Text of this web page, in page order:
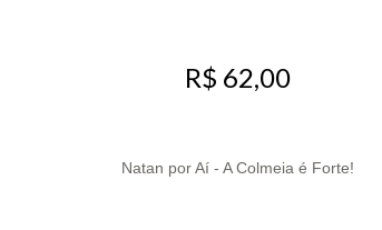
R$ 62,00
Natan por Aí - A Colmeia é Forte!